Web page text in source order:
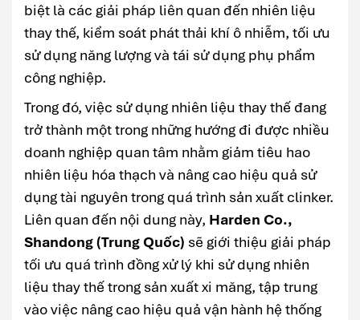
biệt là các giải pháp liên quan đến nhiên liệu
thay thế, kiểm soát phát thải khí ô nhiễm, tối ưu
sử dụng năng lượng và tái sử dụng phụ phẩm
công nghiệp.
Trong đó, việc sử dụng nhiên liệu thay thế đang
trở thành một trong những hướng đi được nhiều
doanh nghiệp quan tâm nhằm giảm tiêu hao
nhiên liệu hóa thạch và nâng cao hiệu quả sử
dụng tài nguyên trong quá trình sản xuất clinker.
Liên quan đến nội dung này, Harden Co.,
Shandong (Trung Quốc) sẽ giới thiệu giải pháp
tối ưu quá trình đồng xử lý khi sử dụng nhiên
liệu thay thế trong sản xuất xi măng, tập trung
vào việc nâng cao hiệu quả vận hành hệ thống